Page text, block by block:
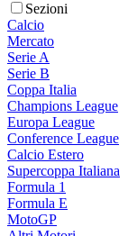
Sezioni
Calcio
Mercato
Serie A
Serie B
Coppa Italia
Champions League
Europa League
Conference League
Calcio Estero
Supercoppa Italiana
Formula 1
Formula E
MotoGP